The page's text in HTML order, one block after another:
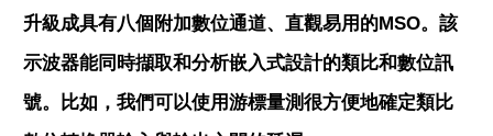
升級成具有八個附加數位通道、直觀易用的MSO。該
示波器能同時擷取和分析嵌入式設計的類比和數位訊
號。比如，我們可以使用游標量測很方便地確定類比